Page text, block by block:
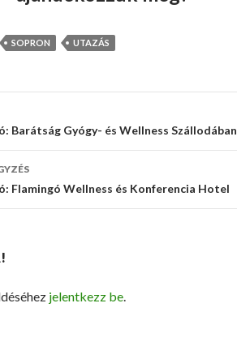
SOPRON UTAZÁS
Barátság Gyógy- és Wellness Szállodában
Flamingó Wellness és Konferencia Hotel
jelentkezz be.